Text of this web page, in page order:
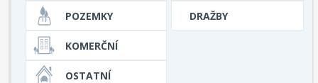
DRAŽBY
POZEMKY
KOMERČNÍ
OSTATNÍ